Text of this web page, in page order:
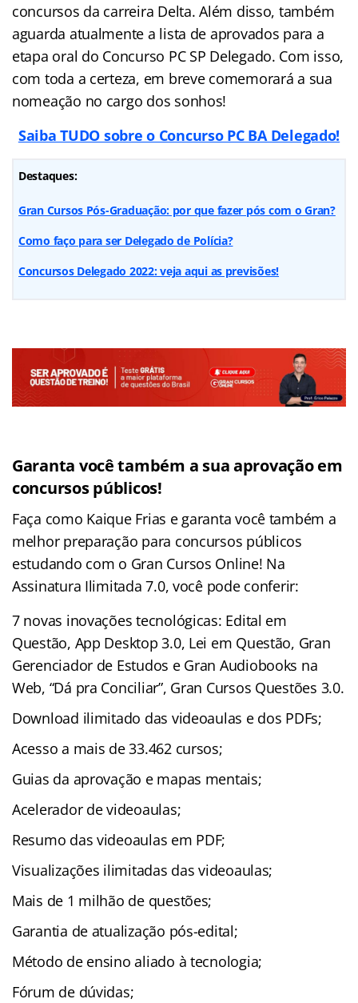
concursos da carreira Delta. Além disso, também
aguarda atualmente a lista de aprovados para a
etapa oral do Concurso PC SP Delegado. Com isso,
com toda a certeza, em breve comemorará a sua
nomeação no cargo dos sonhos!
Saiba TUDO sobre o Concurso PC BA Delegado!
Destaques:
Gran Cursos Pós-Graduação: por que fazer pós com o Gran?
Como faço para ser Delegado de Polícia?
Concursos Delegado 2022: veja aqui as previsões!
Garanta você também a sua aprovação em
concursos públicos!
Faça como Kaique Frias e garanta você também a
melhor preparação para concursos públicos
estudando com o Gran Cursos Online! Na
Assinatura Ilimitada 7.0, você pode conferir:
7 novas inovações tecnológicas: Edital em
Questão, App Desktop 3.0, Lei em Questão, Gran
Gerenciador de Estudos e Gran Audiobooks na
Web, “Dá pra Conciliar”, Gran Cursos Questões 3.0.
Download ilimitado das videoaulas e dos PDFs;
Acesso a mais de 33.462 cursos;
Guias da aprovação e mapas mentais;
Acelerador de videoaulas;
Resumo das videoaulas em PDF;
Visualizações ilimitadas das videoaulas;
Mais de 1 milhão de questões;
Garantia de atualização pós-edital;
Método de ensino aliado à tecnologia;
Fórum de dúvidas;